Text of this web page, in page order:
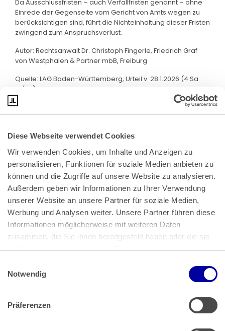
Diese Webseite verwendet Cookies
Wir verwenden Cookies, um Inhalte und Anzeigen zu
personalisieren, Funktionen für soziale Medien anbieten zu
können und die Zugriffe auf unsere Website zu analysieren.
Außerdem geben wir Informationen zu Ihrer Verwendung
unserer Website an unsere Partner für soziale Medien,
Werbung und Analysen weiter. Unsere Partner führen diese
Informationen möglicherweise mit weiteren Daten
zusammen, die Sie ihnen bereitgestellt haben oder die sie
im Rahmen Ihrer Nutzung der Dienste gesammelt haben.
Impressum
Notwendig
Präferenzen
Da Ausschlussfristen – auch Verfallfristen genannt – ohne
Einrede der Gegenseite vom Gericht von Amts wegen zu
berücksichtigen sind, führt die Nichteinhaltung dieser Fristen
zwingend zum Anspruchsverlust.
Autor: Rechtsanwalt Dr. Christoph Fingerle, Friedrich Graf
von Westphalen & Partner mbB, Freiburg
Quelle: LAG Baden-Württemberg, Urteil v. 28.1.2026 (4 Sa
41/25)
Bundeskanzlerplatz 2
53113 Bonn
Pressemitteilungen|AGB
Impressum|Datenschutz